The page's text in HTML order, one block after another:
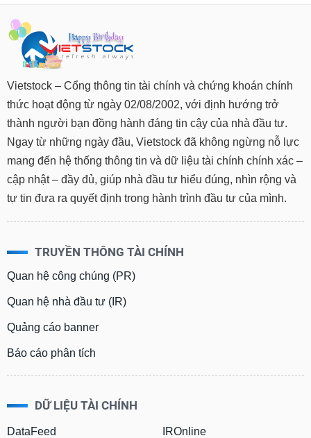
Vietstock – Cổng thông tin tài chính và chứng khoán chính
thức hoạt động từ ngày 02/08/2002, với định hướng trở
thành người bạn đồng hành đáng tin cậy của nhà đầu tư.
Ngay từ những ngày đầu, Vietstock đã không ngừng nỗ lực
mang đến hệ thống thông tin và dữ liệu tài chính chính xác –
cập nhật – đầy đủ, giúp nhà đầu tư hiểu đúng, nhìn rộng và
tự tin đưa ra quyết định trong hành trình đầu tư của mình.
TRUYỀN THÔNG TÀI CHÍNH
Quan hệ công chúng (PR)
Quan hệ nhà đầu tư (IR)
Quảng cáo banner
Báo cáo phân tích
DỮ LIỆU TÀI CHÍNH
DataFeed
IROnline
Công
cụ
tư
Truyền
tài
Dữ
liệu
chính